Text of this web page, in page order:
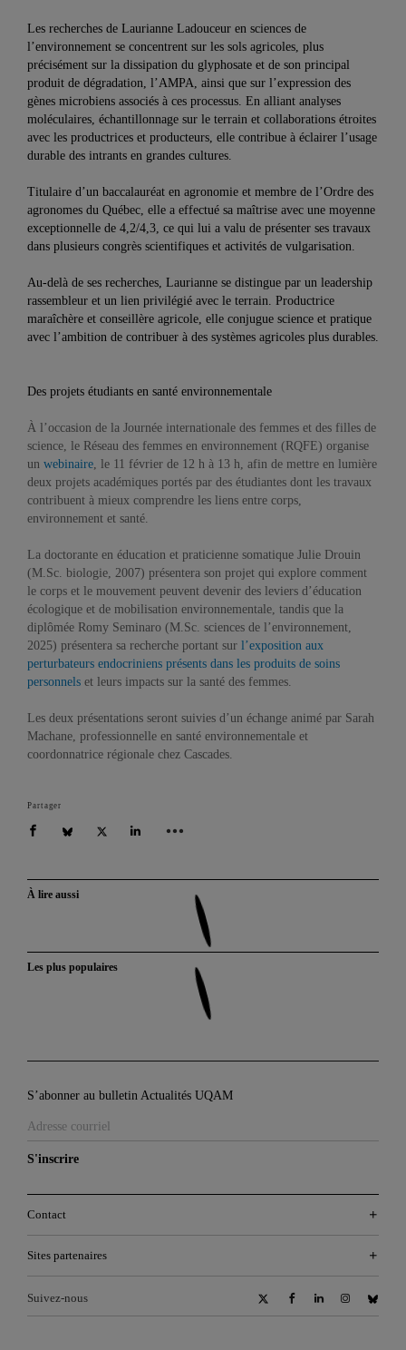
Les recherches de Laurianne Ladouceur en sciences de
l’environnement se concentrent sur les sols agricoles, plus
précisément sur la dissipation du glyphosate et de son principal
produit de dégradation, l’AMPA, ainsi que sur l’expression des
gènes microbiens associés à ces processus. En alliant analyses
moléculaires, échantillonnage sur le terrain et collaborations étroites
avec les productrices et producteurs, elle contribue à éclairer l’usage
durable des intrants en grandes cultures.
Titulaire d’un baccalauréat en agronomie et membre de l’Ordre des
agronomes du Québec, elle a effectué sa maîtrise avec une moyenne
exceptionnelle de 4,2/4,3, ce qui lui a valu de présenter ses travaux
dans plusieurs congrès scientifiques et activités de vulgarisation.
Au-delà de ses recherches, Laurianne se distingue par un leadership
rassembleur et un lien privilégié avec le terrain. Productrice
maraîchère et conseillère agricole, elle conjugue science et pratique
avec l’ambition de contribuer à des systèmes agricoles plus durables.
Des projets étudiants en santé environnementale
À l’occasion de la Journée internationale des femmes et des filles de
science, le Réseau des femmes en environnement (RQFE) organise
un webinaire , le 11 février de 12 h à 13 h, afin de mettre en lumière
deux projets académiques portés par des étudiantes dont les travaux
contribuent à mieux comprendre les liens entre corps,
environnement et santé.
La doctorante en éducation et praticienne somatique Julie Drouin
(M.Sc. biologie, 2007) présentera son projet qui explore comment
le corps et le mouvement peuvent devenir des leviers d’éducation
écologique et de mobilisation environnementale, tandis que la
diplômée Romy Seminaro (M.Sc. sciences de l’environnement,
2025) présentera sa recherche portant sur l’exposition aux
perturbateurs endocriniens présents dans les produits de soins
personnels et leurs impacts sur la santé des femmes.
Les deux présentations seront suivies d’un échange animé par Sarah
Machane, professionnelle en santé environnementale et
coordonnatrice régionale chez Cascades.
Partager
À lire aussi
Les plus populaires
S’abonner au bulletin Actualités UQAM
S'inscrire
Contact
Sites partenaires
Suivez-nous